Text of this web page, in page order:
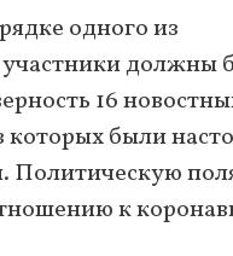
одного из
должны
16
которых были
к